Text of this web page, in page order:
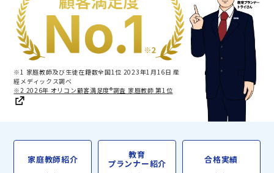
※1 家庭教師及び生徒在籍数全国1位 2023年1月16日 産
經メディックス調べ
※2 2026年 オリコン顧客満足度®調査 家庭教師 第1位
家庭教師紹介 教育
プランナー紹介 合格実績